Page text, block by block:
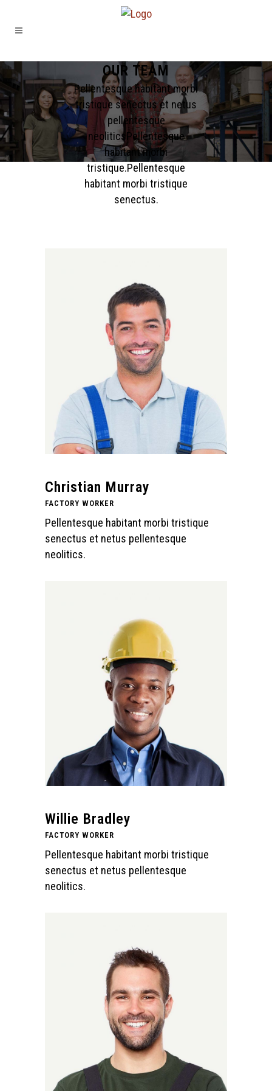
OUR TEAM
Pellentesque habitant morbi
tristique senectus et netus
pellentesque
neoliticsPellentesque
habitant morbi
tristique.Pellentesque
habitant morbi tristique
senectus.
Christian Murray
FACTORY WORKER
Pellentesque habitant morbi tristique
senectus et netus pellentesque
neolitics.
Willie Bradley
FACTORY WORKER
Pellentesque habitant morbi tristique
senectus et netus pellentesque
neolitics.